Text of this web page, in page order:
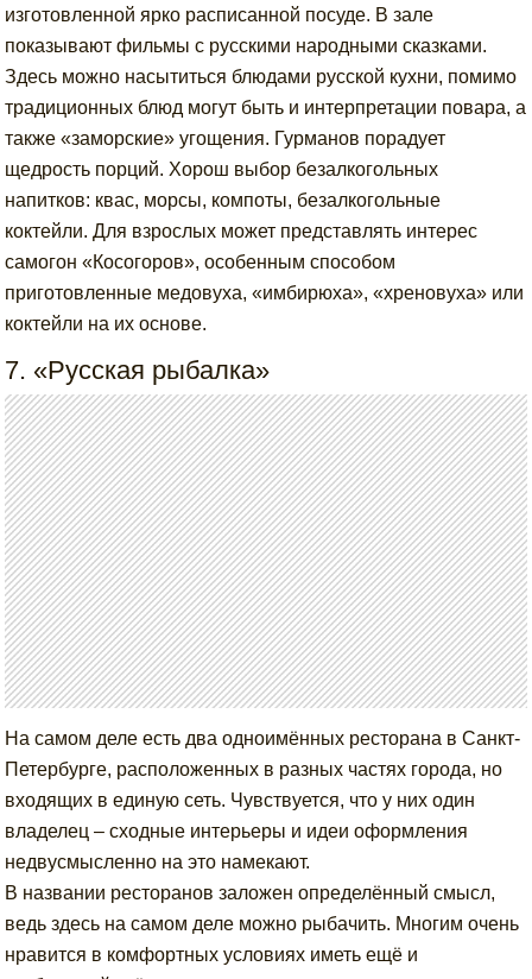
изготовленной ярко расписанной посуде. В зале
показывают фильмы с русскими народными сказками.
Здесь можно насытиться блюдами русской кухни, помимо
традиционных блюд могут быть и интерпретации повара, а
также «заморские» угощения. Гурманов порадует
щедрость порций. Хорош выбор безалкогольных
напитков: квас, морсы, компоты, безалкогольные
коктейли. Для взрослых может представлять интерес
самогон «Косогоров», особенным способом
приготовленные медовуха, «имбирюха», «хреновуха» или
коктейли на их основе.
7. «Русская рыбалка»
На самом деле есть два одноимённых ресторана в Санкт-
Петербурге, расположенных в разных частях города, но
входящих в единую сеть. Чувствуется, что у них один
владелец – сходные интерьеры и идеи оформления
недвусмысленно на это намекают.
В названии ресторанов заложен определённый смысл,
ведь здесь на самом деле можно рыбачить. Многим очень
нравится в комфортных условиях иметь ещё и